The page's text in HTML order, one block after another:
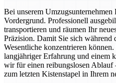
Bei unserem
Vordergrund. Professionell
transportieren und räumen Ihr
Präzision. Damit Sie sich während
Wesentliche konzentrieren
langjähriger Erfahrung und einem
wir für einen reibungslosen Ablauf
zum letzten Kistenstapel in Ihrem